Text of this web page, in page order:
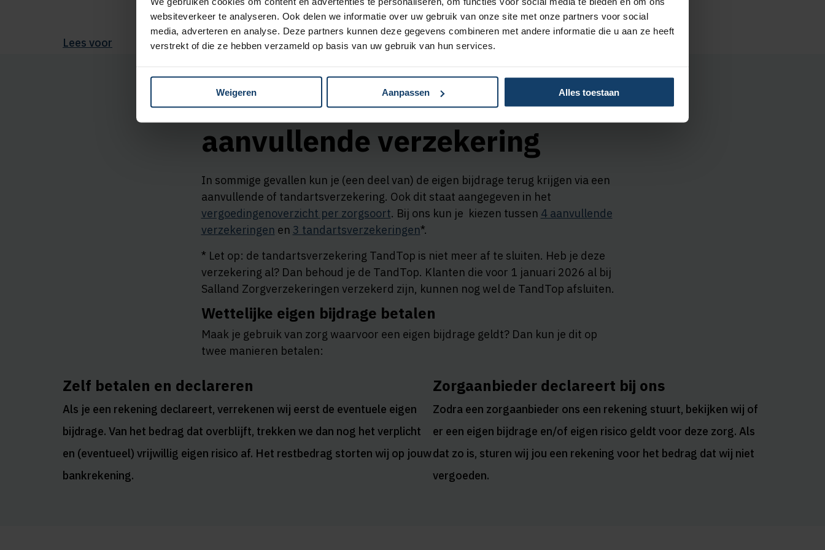
websiteverkeer te analyseren. Ook delen we informatie over uw gebruik van onze site met onze partners voor social
media, adverteren en analyse. Deze partners kunnen deze gegevens combineren met andere informatie die u aan ze heeft
verstrekt of die ze hebben verzameld op basis van uw gebruik van hun services.
Weigeren Aanpassen Alles toestaan
Lees voor
Eigen bijdrage in de
aanvullende verzekering
In sommige gevallen kun je (een deel van) de eigen bijdrage terug krijgen via een
aanvullende of tandartsverzekering. Ook dit staat aangegeven in het
vergoedingenoverzicht per zorgsoort. Bij ons kun je kiezen tussen 4 aanvullende
verzekeringen en 3 tandartsverzekeringen*.
* Let op: de tandartsverzekering TandTop is niet meer af te sluiten. Heb je deze
verzekering al? Dan behoud je de TandTop. Klanten die voor 1 januari 2026 al bij
Salland Zorgverzekeringen verzekerd zijn, kunnen nog wel de TandTop afsluiten.
Wettelijke eigen bijdrage betalen
Maak je gebruik van zorg waarvoor een eigen bijdrage geldt? Dan kun je dit op
twee manieren betalen:
Zelf betalen en declareren
Als je een rekening declareert, verrekenen wij eerst de eventuele eigen
bijdrage. Van het bedrag dat overblijft, trekken we dan nog het verplicht
en (eventueel) vrijwillig eigen risico af. Het restbedrag storten wij op jouw
bankrekening.
Zorgaanbieder declareert bij ons
Zodra een zorgaanbieder ons een rekening stuurt, bekijken wij of
er een eigen bijdrage en/of eigen risico geldt voor deze zorg. Als
dat zo is, sturen wij jou een rekening voor het bedrag dat wij niet
vergoeden.